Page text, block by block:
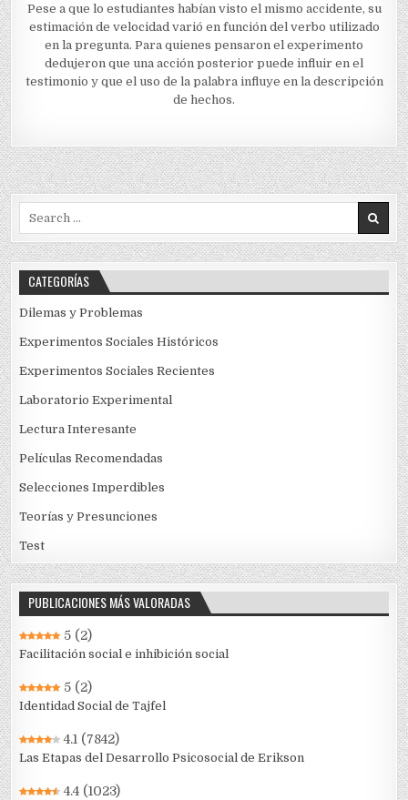
Pese a que lo estudiantes habían visto el mismo accidente, su
estimación de velocidad varió en función del verbo utilizado
en la pregunta. Para quienes pensaron el experimento
dedujeron que una acción posterior puede influir en el
testimonio y que el uso de la palabra influye en la descripción
de hechos.
CATEGORÍAS
Dilemas y Problemas
Experimentos Sociales Históricos
Experimentos Sociales Recientes
Laboratorio Experimental
Lectura Interesante
Películas Recomendadas
Selecciones Imperdibles
Teorías y Presunciones
Test
PUBLICACIONES MÁS VALORADAS
5 (2)
Facilitación social e inhibición social
5 (2)
Identidad Social de Tajfel
4.1 (7842)
Las Etapas del Desarrollo Psicosocial de Erikson
4.4 (1023)